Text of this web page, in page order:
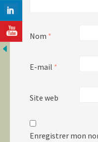
Nom *
E-mail *
Site web
Enregistrer mon